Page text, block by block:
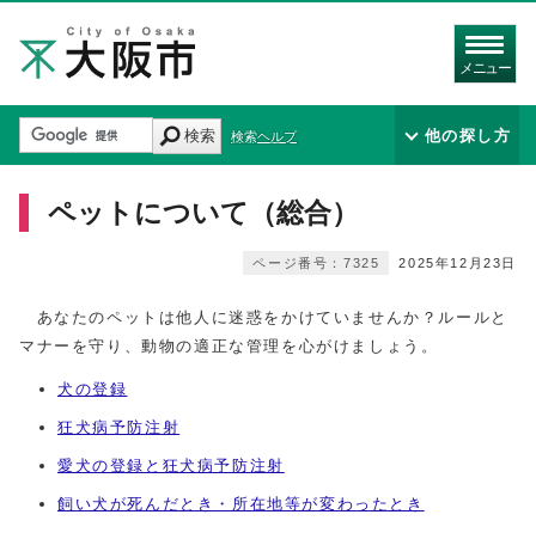
メニュー
検索 検索ヘルプ 他の探し方
ペットについて（総合）
2025年12月23日
ページ番号：7325
あなたのペットは他人に迷惑をかけていませんか？ルールと
マナーを守り、動物の適正な管理を心がけましょう。
犬の登録
狂犬病予防注射
愛犬の登録と狂犬病予防注射
飼い犬が死んだとき・所在地等が変わったとき